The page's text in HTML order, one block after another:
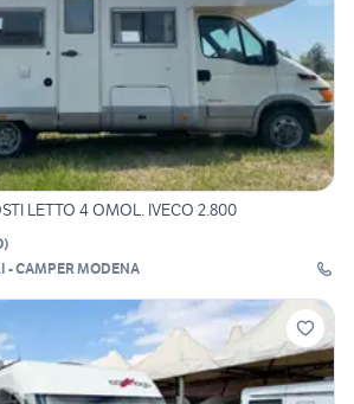
LETTO 4 OMOL. IVECO 2.800
)
- CAMPER MODENA